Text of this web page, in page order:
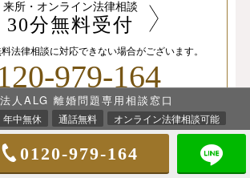
来所・オンライン法律相談
30分無料受付
法律相談に対応できない場合がございます。
979-164
談は、受付予約後となりますので、
に関しましては別途こちらをご覧ください。
人ALG 離婚問題専用相談窓口
年中無休 通話無料 オンライン法律相談可能
0120-979-164